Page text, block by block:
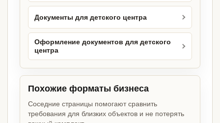
Документы для детского центра
Оформление документов для детского
центра
Похожие форматы бизнеса
Соседние страницы помогают сравнить
требования для близких объектов и не потерять